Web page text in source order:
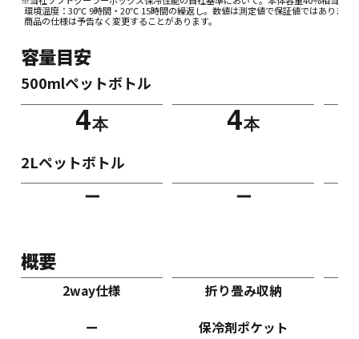
環境温度：30℃ 9時間・20℃ 15時間の繰返し。数値は測定値で保証値ではありませ
商品の仕様は予告なく変更することがあります。
容量目安
500mlペットボトル
4本 4本
2Lペットボトル
ー ー
概要
2way仕様 折り畳み収納
ー 保冷剤ポケット